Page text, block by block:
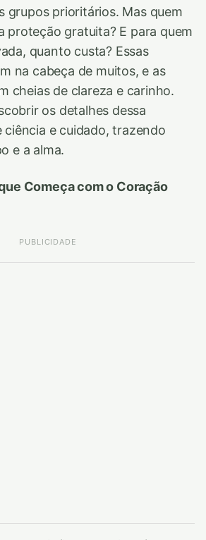
grupos prioritários. Mas quem
proteção gratuita? E para quem
quanto custa? Essas
na cabeça de muitos, e as
cheias de clareza e carinho.
os detalhes dessa
ciência e cuidado, trazendo
e a alma.
Começa com o Coração
PUBLICIDADE